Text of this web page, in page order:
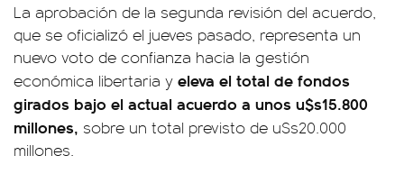
La aprobación de la segunda revisión del acuerdo,
que se oficializó el jueves pasado, representa un
nuevo voto de confianza hacia la gestión
económica libertaria y eleva el total de fondos
girados bajo el actual acuerdo a unos u$s15.800
millones, sobre un total previsto de u$s20.000
millones.